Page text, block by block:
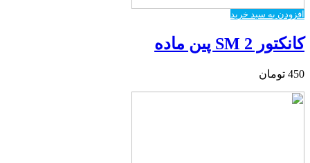
افزودن به سبد خرید
کانکتور SM 2 پین ماده
450 تومان